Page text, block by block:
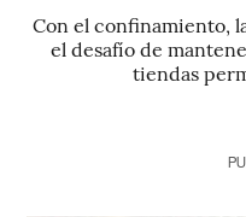
Con el confinamiento,
el desafío de
tiendas